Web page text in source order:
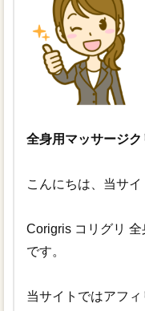
全身用マッサージ
こんにちは、当サイ
Corigris コリグリ
です。
当サイトではアフ